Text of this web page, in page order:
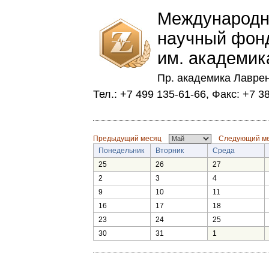
научный
им.
Пр. академика
Тел.: +7 499 135-61-66, Факс: +7
Предыдущий месяц
Следующий
Понедельник
Вторник
Среда
25
26
27
2
3
4
9
10
11
16
17
18
23
24
25
30
31 1